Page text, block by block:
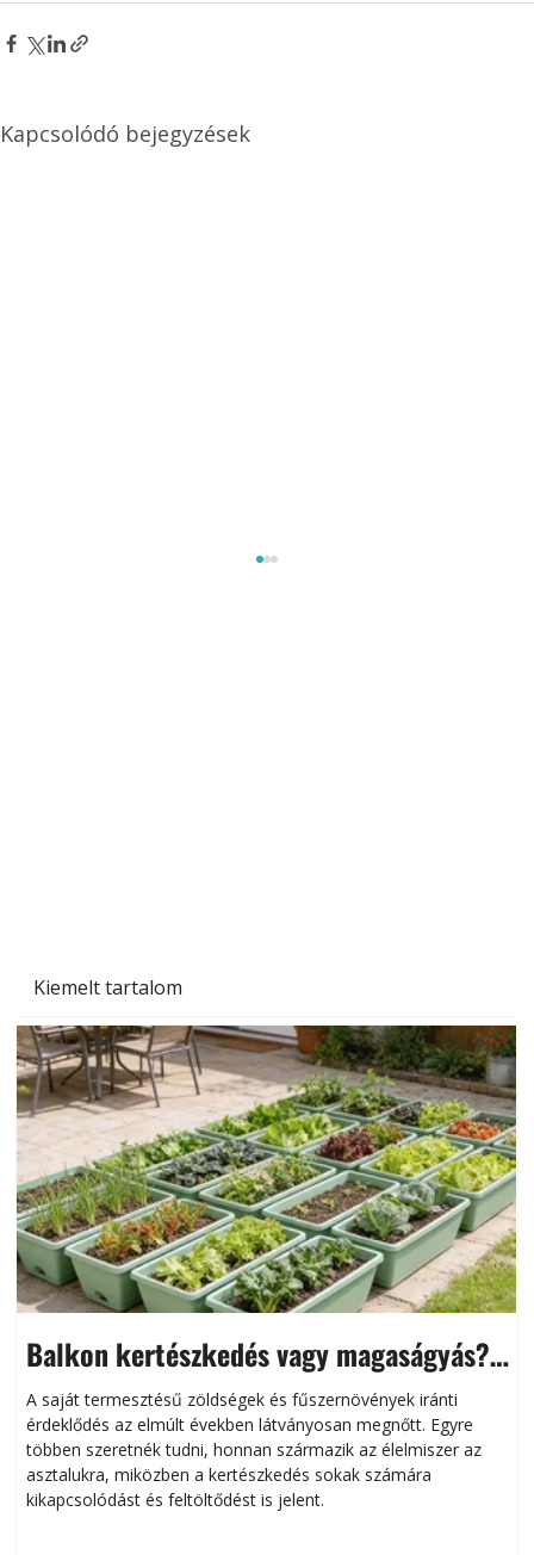
Kiemelt tartalom
Balkon kertészkedés vagy magaságyás?
Helytakarékos kertészkedés
A saját termesztésű zöldségek és fűszernövények iránti
érdeklődés az elmúlt években látványosan megnőtt. Egyre
többen szeretnék tudni, honnan származik az élelmiszer az
asztalukra, miközben a kertészkedés sokak számára
kikapcsolódást és feltöltődést is jelent.
Kapcsolódó bejegyzések